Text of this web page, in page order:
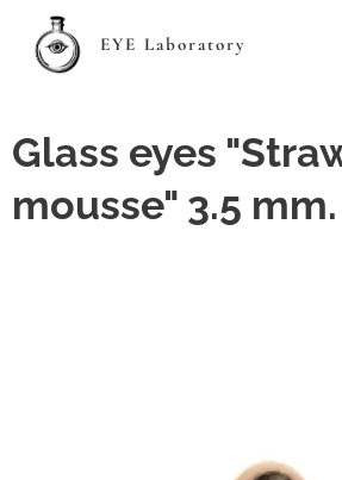
EYE Laboratory
Glass eyes
mousse" 3.5